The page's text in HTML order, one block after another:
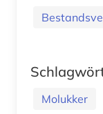
Molukker